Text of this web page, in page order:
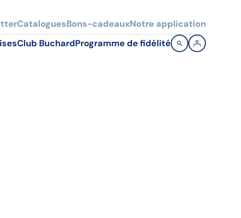
Club BuchardProgramme de fidélité
CataloguesBons-cadeauxNotre application